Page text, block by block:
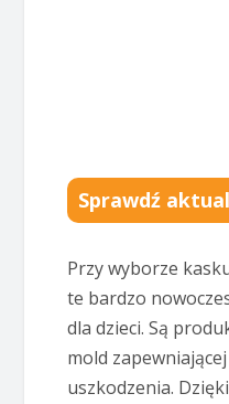
Sprawdź
Przy wyborze
te bardzo
dla dzieci. Są
mold
uszkodzenia.